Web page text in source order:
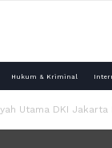
Hukum & Kriminal
Utama DKI